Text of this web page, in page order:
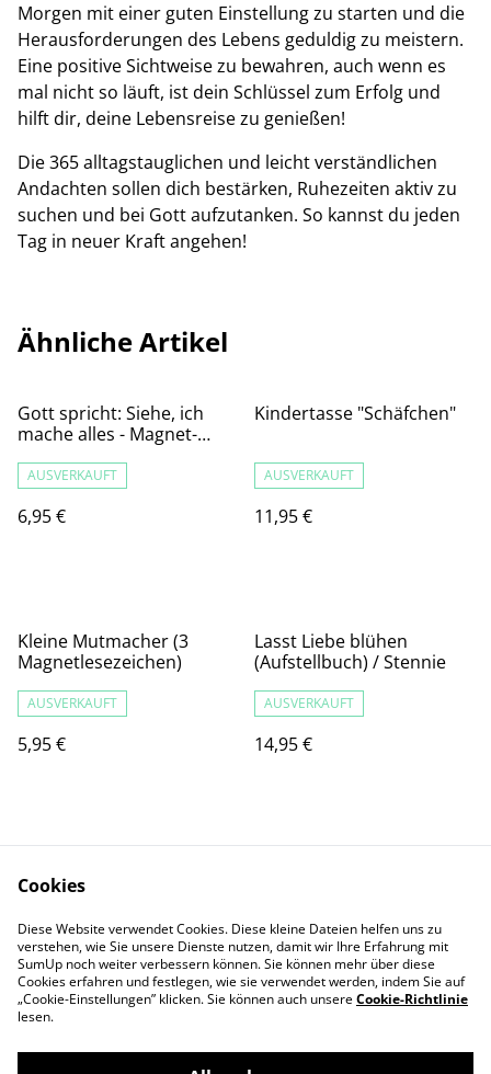
Morgen mit einer guten Einstellung zu starten und die
Herausforderungen des Lebens geduldig zu meistern.
Eine positive Sichtweise zu bewahren, auch wenn es
mal nicht so läuft, ist dein Schlüssel zum Erfolg und
hilft dir, deine Lebensreise zu genießen!
Die 365 alltagstauglichen und leicht verständlichen
Andachten sollen dich bestärken, Ruhezeiten aktiv zu
suchen und bei Gott aufzutanken. So kannst du jeden
Tag in neuer Kraft angehen!
Ähnliche Artikel
Gott spricht: Siehe, ich
mache alles - Magnet-
Lesezeichen)
AUSVERKAUFT
6,95 €
Kindertasse "Schäfchen"
AUSVERKAUFT
11,95 €
Kleine Mutmacher (3
Magnetlesezeichen)
AUSVERKAUFT
5,95 €
Lasst Liebe blühen
(Aufstellbuch) / Stennie
AUSVERKAUFT
14,95 €
Kontaktieren Sie uns
Rechtliche
Bestimmungen
Datenschutzbestimm
ungen von SumUp
Cookie-Richtlinie
Cookies
Diese Website verwendet Cookies. Diese kleine Dateien helfen uns zu
verstehen, wie Sie unsere Dienste nutzen, damit wir Ihre Erfahrung mit
SumUp noch weiter verbessern können. Sie können mehr über diese
Cookies erfahren und festlegen, wie sie verwendet werden, indem Sie auf
„Cookie-Einstellungen” klicken. Sie können auch unsereCookie-Richtlinie
lesen.